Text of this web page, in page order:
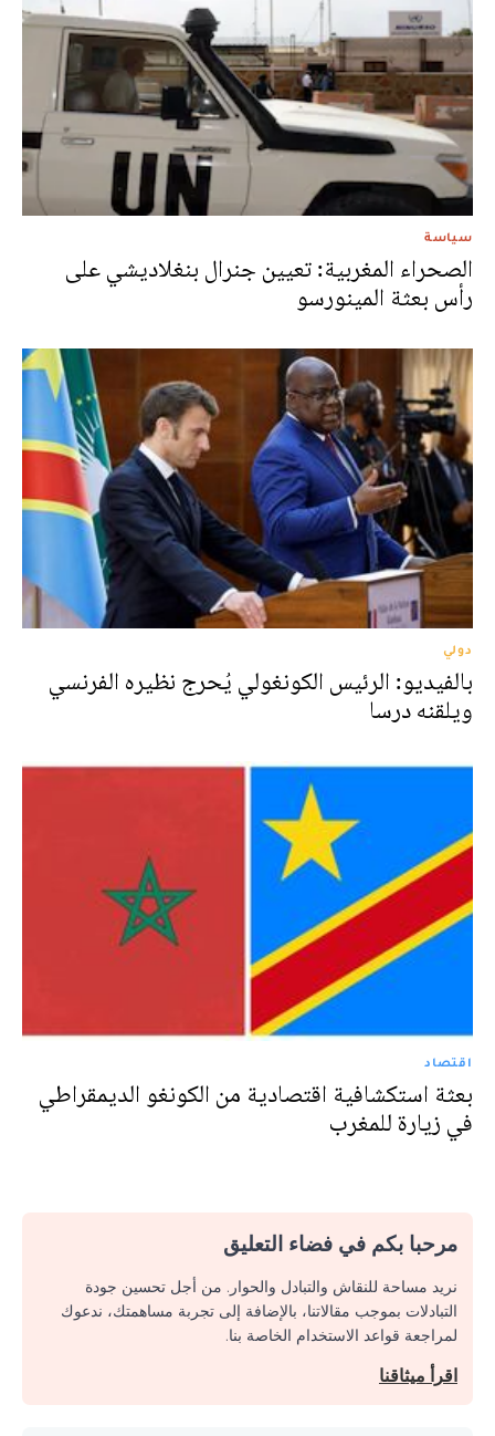
سياسة
الصحراء المغربية: تعيين جنرال بنغلاديشي على
رأس بعثة المينورسو
دولي
بالفيديو: الرئيس الكونغولي يُحرج نظيره الفرنسي
ويلقنه درسا
اقتصاد
بعثة استكشافية اقتصادية من الكونغو الديمقراطي
في زيارة للمغرب
مرحبا بكم في فضاء التعليق
نريد مساحة للنقاش والتبادل والحوار. من أجل تحسين جودة
التبادلات بموجب مقالاتنا، بالإضافة إلى تجربة مساهمتك، ندعوك
لمراجعة قواعد الاستخدام الخاصة بنا.
اقرأ ميثاقنا